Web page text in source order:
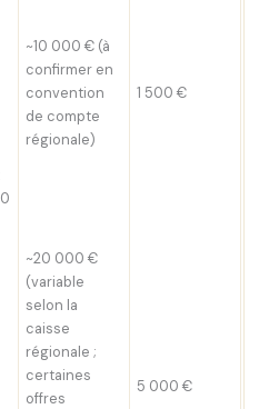
~10 000 € (à
confirmer en
convention
de compte
régionale)
1 500 €
~20 000 €
(variable
selon la
caisse
régionale ;
certaines
offres
5 000 €